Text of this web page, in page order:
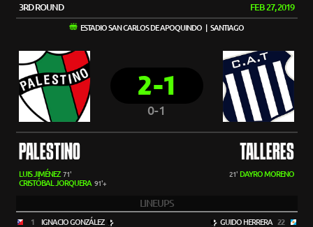
3RD ROUND FEB 27, 2019
ESTADIO SAN CARLOS DE APOQUINDO | SANTIAGO
2-1
0-1
PALESTINO TALLERES
LUIS JIMÉNEZ 71'
CRISTÓBAL JORQUERA 91'+
21' DAYRO MORENO
LINEUPS
1 IGNACIO GONZÁLEZ GUIDO HERRERA 22